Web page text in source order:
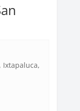
Ixtapaluca,